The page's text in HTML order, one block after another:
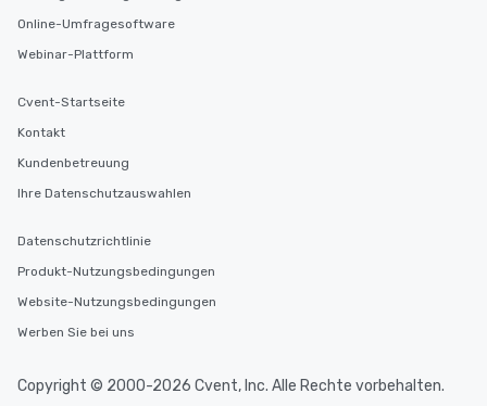
Online-Umfragesoftware
Webinar-Plattform
Cvent-Startseite
Kontakt
Kundenbetreuung
Ihre Datenschutzauswahlen
Datenschutzrichtlinie
Produkt-Nutzungsbedingungen
Website-Nutzungsbedingungen
Werben Sie bei uns
Copyright © 2000-2026 Cvent, Inc. Alle Rechte vorbehalten.